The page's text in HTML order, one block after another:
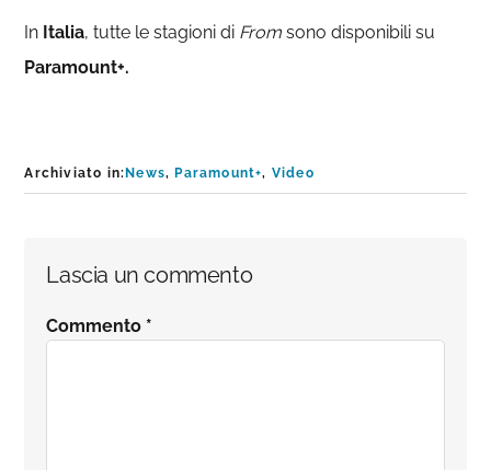
In Italia, tutte le stagioni di Fromsono disponibili su
Paramount+.
Archiviato in:News,Paramount+, Video
Interazioni
del
Lascia un commento
Commento *